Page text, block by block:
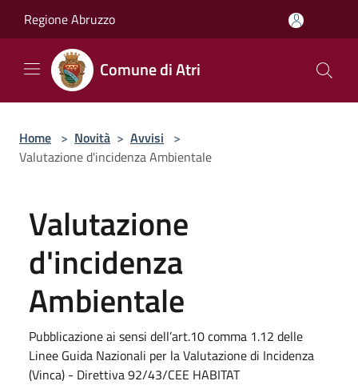
Regione Abruzzo
Comune di Atri
Home > Novità > Avvisi >
Valutazione d'incidenza Ambientale
Valutazione
d'incidenza
Ambientale
Pubblicazione ai sensi dell’art.10 comma 1.12 delle
Linee Guida Nazionali per la Valutazione di Incidenza
(Vinca) - Direttiva 92/43/CEE HABITAT